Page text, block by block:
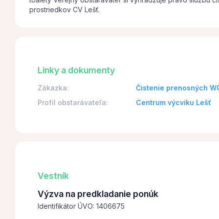
prostriedkov CV Lešť.
Linky a dokumenty
Zákazka:
Čistenie prenosných
Profil obstarávateľa:
Centrum výcviku Lešť
Vestník
Výzva na predkladanie ponúk
Identifikátor ÚVO: 1406675